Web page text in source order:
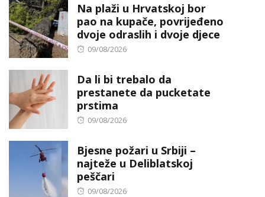
Na plaži u Hrvatskoj bor
pao na kupače, povrijeđeno
dvoje odraslih i dvoje djece
Posted
09/08/2026
Da li bi trebalo da
prestanete da pucketate
prstima
Posted
09/08/2026
Bjesne požari u Srbiji –
najteže u Deliblatskoj
peščari
Posted
09/08/2026